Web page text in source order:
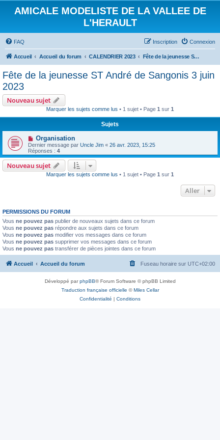
AMICALE MODELISTE DE LA VALLEE DE
L'HERAULT
FAQ Connexion
Inscription
Accueil Accueil du forum CALENDRIER 2023 Fête de la jeunesse ST André de Sangonis 3 juin 2023
Fête de la jeunesse ST André de Sangonis 3 juin
2023
Nouveau sujet
Marquer les sujets comme lus • 1 sujet • Page 1 sur 1
Sujets
Organisation
Dernier message par Uncle Jim « 26 avr. 2023, 15:25
Réponses : 4
Nouveau sujet
Marquer les sujets comme lus • 1 sujet • Page 1 sur 1
Aller
PERMISSIONS DU FORUM
Vous ne pouvez pas publier de nouveaux sujets dans ce forum
Vous ne pouvez pas répondre aux sujets dans ce forum
Vous ne pouvez pas modifier vos messages dans ce forum
Vous ne pouvez pas supprimer vos messages dans ce forum
Vous ne pouvez pas transférer de pièces jointes dans ce forum
Accueil Accueil du forum Fuseau horaire sur UTC+02:00
Développé parphpBB® Forum Software © phpBB Limited
Traduction française officielle ©Miles Cellar
Confidentialité | Conditions